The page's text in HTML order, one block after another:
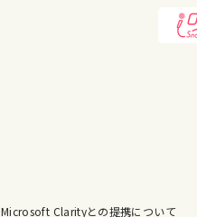
Microsoft Clarityとの提携について